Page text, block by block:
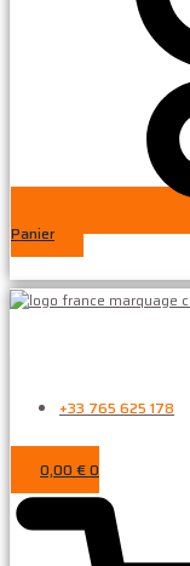
Panier
+33 765 625 178
0,00 €0